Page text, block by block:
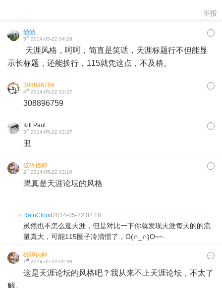
举报
囍囍
5# 2014-05-22 04:28
天涯风格，呵呵，简直是笑话，天涯标题行不但能显
示长标题，还能换行，115就凭这点，不及格。
308896759
4# 2014-05-22 02:27
308896759
Kill Paul
3# 2014-05-22 02:27
丑
破碎信仰
2# 2014-05-22 02:10
果真是天涯论坛的风格
RainCloud2014-05-22 02:18
虽然也不怎么逛天涯，但是对比一下你就发现天涯每天的的流
量真大，可能115圈子冷清惯了，O(∩_∩)O~~
破碎信仰
1# 2014-05-22 02:08
这是天涯论坛的风格吧？我从来不上天涯论坛，不太了
解。